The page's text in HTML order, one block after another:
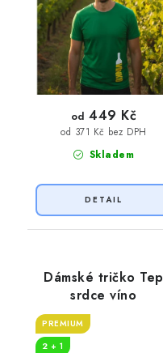
Skladem
od 371 Kč bez DPH
od 449 Kč
Dámské tričko Tep
srdce víno
PREMIUM
2 + 1